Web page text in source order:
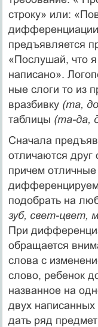
строку» или:
дифференциации
предъявляется
«Послушай, что я
написано».
ные слоги то из
вразбивку (та,
таблицы (та-да,
Сначала
отличаются друг
причем отличные
подобрать на
зуб, свет-цвет,
При
обращается
слова с
сло­во, ребенок
названное на
двух
дать ряд